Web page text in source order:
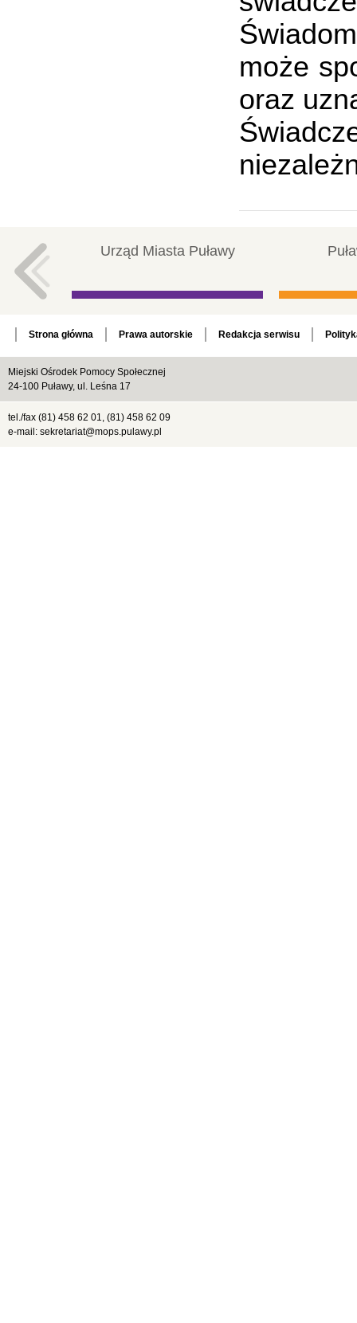
może
oraz
Urząd Miasta Puławy
Strona główna Prawa autorskie Redakcja serwisu
Miejski Ośrodek Pomocy Społecznej
24-100 Puławy, ul. Leśna 17
tel./fax (81) 458 62 01, (81) 458 62 09
e-mail: sekretariat@mops.pulawy.pl